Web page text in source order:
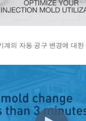
계의 자동 공구 변경에 대